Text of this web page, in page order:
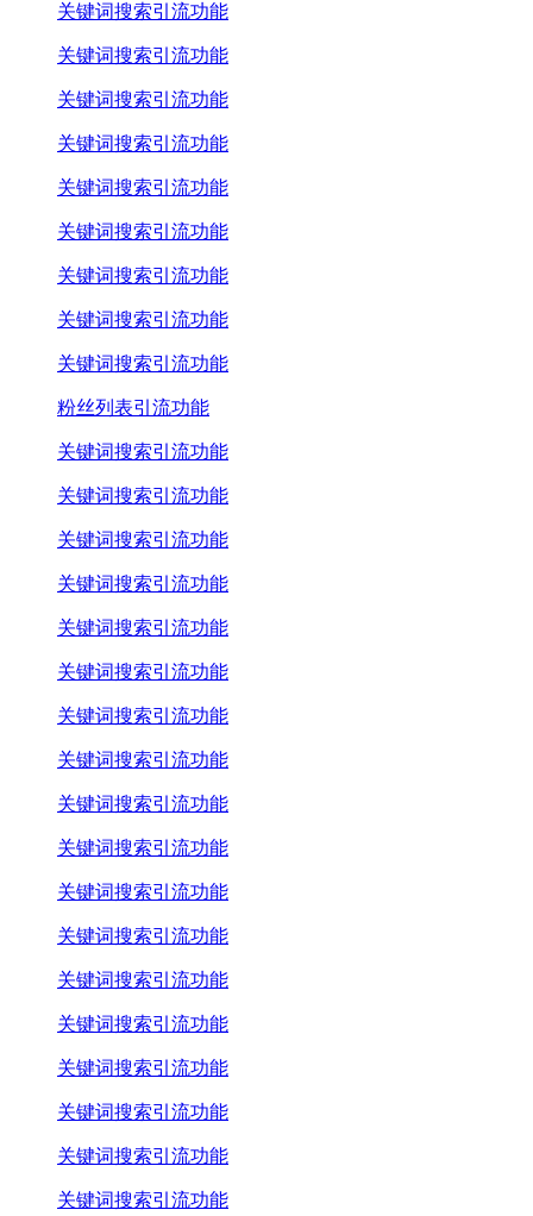
关键词搜索引流功能
关键词搜索引流功能
关键词搜索引流功能
关键词搜索引流功能
关键词搜索引流功能
关键词搜索引流功能
关键词搜索引流功能
关键词搜索引流功能
关键词搜索引流功能
粉丝列表引流功能
关键词搜索引流功能
关键词搜索引流功能
关键词搜索引流功能
关键词搜索引流功能
关键词搜索引流功能
关键词搜索引流功能
关键词搜索引流功能
关键词搜索引流功能
关键词搜索引流功能
关键词搜索引流功能
关键词搜索引流功能
关键词搜索引流功能
关键词搜索引流功能
关键词搜索引流功能
关键词搜索引流功能
关键词搜索引流功能
关键词搜索引流功能
关键词搜索引流功能